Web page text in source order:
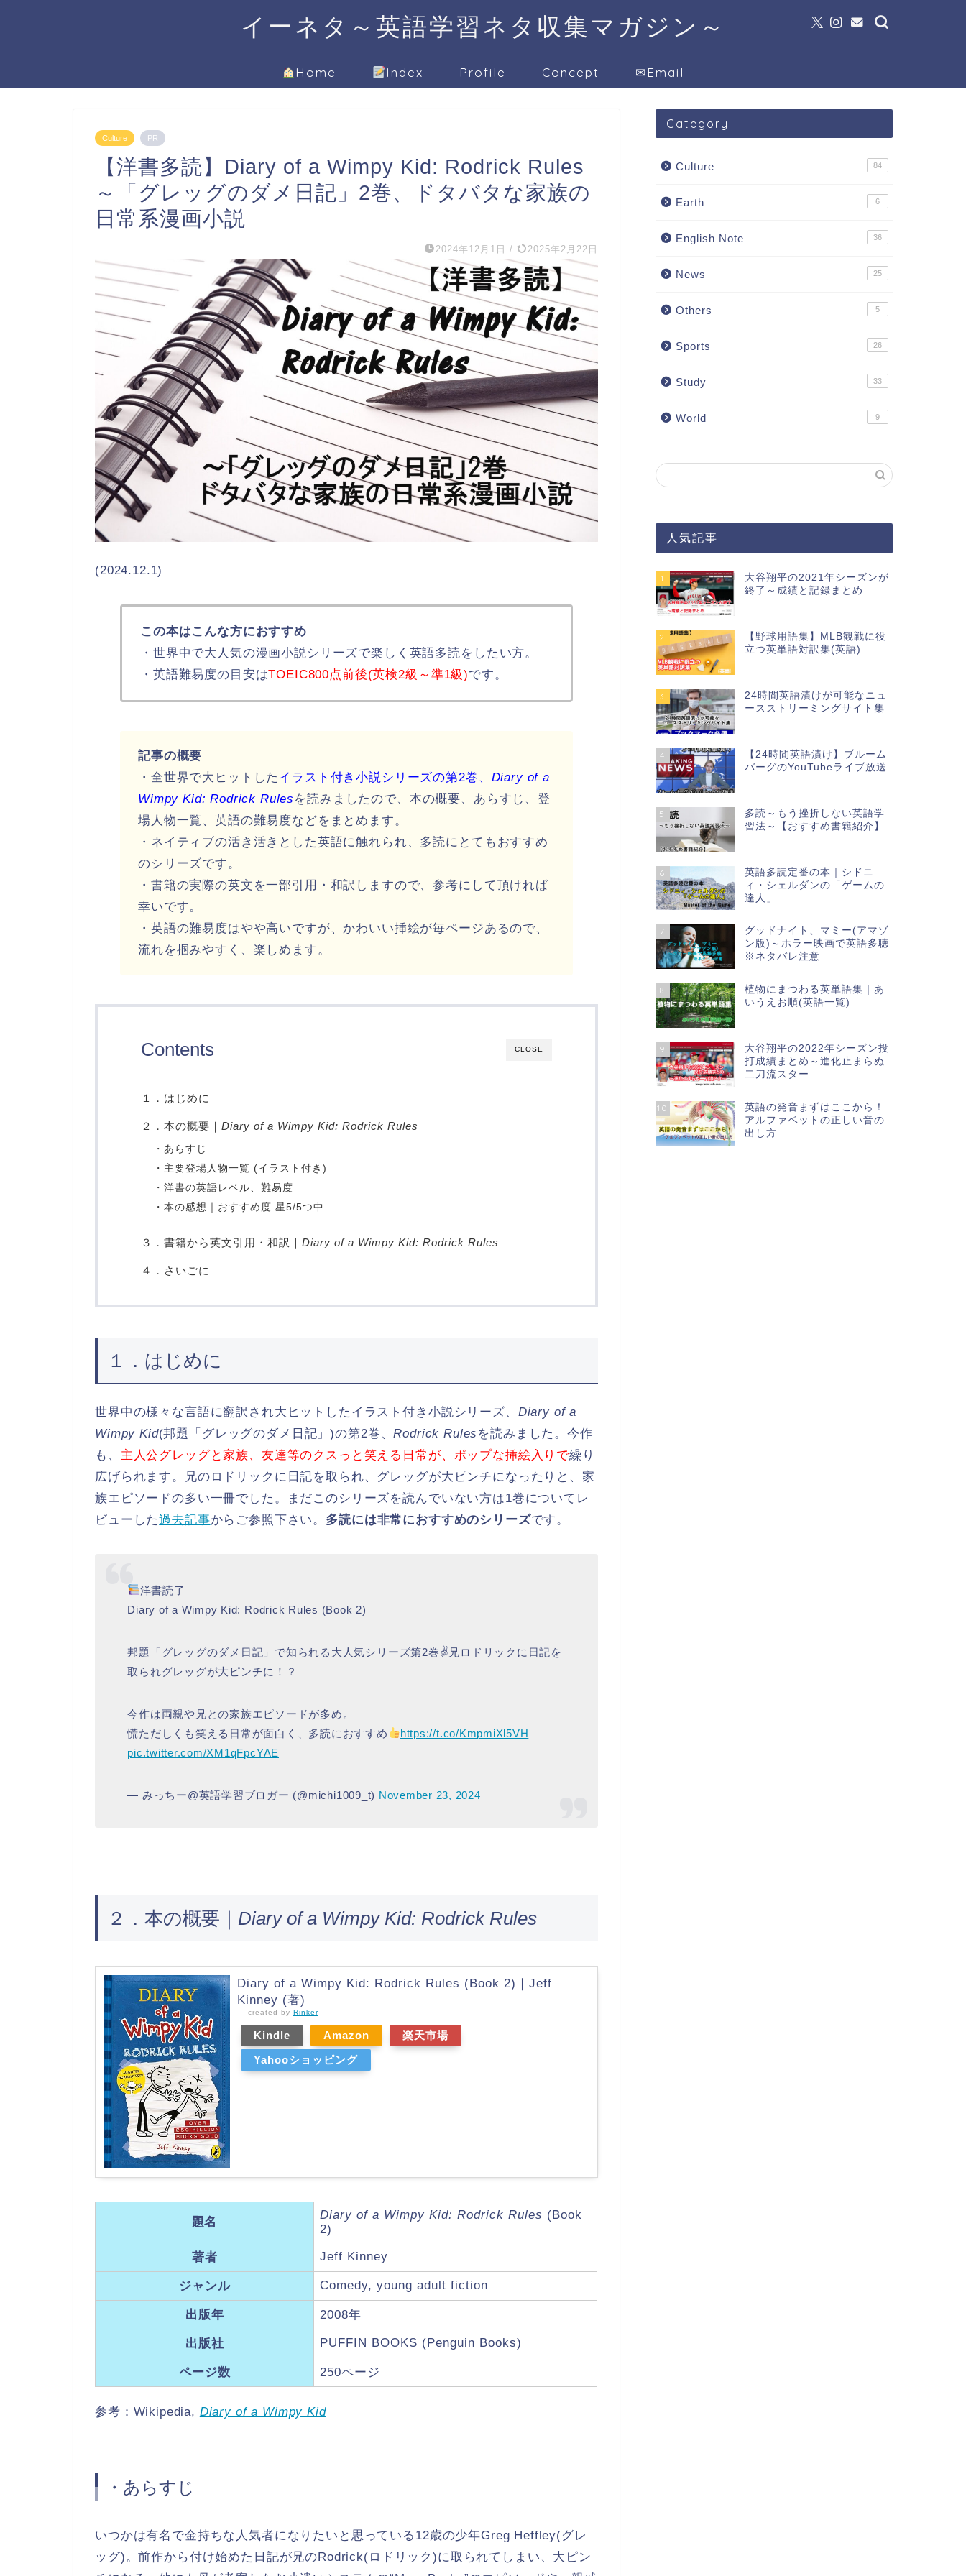
イーネタ～英語学習ネタ収集マガジン～
Home Index Profile Concept ✉Email
Culture PR
【洋書多読】Diary of a Wimpy Kid: Rodrick Rules
～「グレッグのダメ日記」2巻、ドタバタな家族の
日常系漫画小説
2024年12月1日 / 2025年2月22日
(2024.12.1)
この本はこんな方におすすめ
・世界中で大人気の漫画小説シリーズで楽しく英語多読をしたい方。
・英語難易度の目安はTOEIC800点前後(英検2級～準1級)です。
記事の概要
・全世界で大ヒットした イラスト付き小説シリーズの第2巻、 Diary of a
Wimpy Kid: Rodrick Rules を読みましたので、本の概要、あらすじ、登
場人物一覧、英語の難易度などをまとめます。
・ネイティブの活き活きとした英語に触れられ、多読にとてもおすすめ
のシリーズです。
・書籍の実際の英文を一部引用・和訳しますので、参考にして頂ければ
幸いです。
・英語の難易度はやや高いですが、かわいい挿絵が毎ページあるので、
流れを掴みやすく、楽しめます。
CLOSE
Contents
１．はじめに
２．本の概要｜ Diary of a Wimpy Kid: Rodrick Rules
・あらすじ
・主要登場人物一覧 (イラスト付き)
・洋書の英語レベル、難易度
・本の感想｜おすすめ度 星5/5つ中
３．書籍から英文引用・和訳｜ Diary of a Wimpy Kid: Rodrick Rules
４．さいごに
１．はじめに
世界中の様々な言語に翻訳され大ヒットしたイラスト付き小説シリーズ、 Diary of a
Wimpy Kid(邦題「グレッグのダメ日記」)の第2巻、Rodrick Rules を読みました。今作
も、 主人公グレッグと家族、友達等のクスっと笑える日常が、ポップな挿絵入りで繰り
広げられます。兄のロドリックに日記を取られ、グレッグが大ピンチになったりと、家
族エピソードの多い一冊でした。まだこのシリーズを読んでいない方は1巻についてレ
ビューした過去記事からご参照下さい。 多読には非常におすすめのシリーズです。
洋書読了
Diary of a Wimpy Kid: Rodrick Rules (Book 2)
邦題「グレッグのダメ日記」で知られる大人気シリーズ第2巻✌️兄ロドリックに日記を
取られグレッグが大ピンチに！？
今作は両親や兄との家族エピソードが多め。
慌ただしくも笑える日常が面白く、多読におすすめ
https://t.co/KmpmiXl5VH
pic.twitter.com/XM1qFpcYAE
— みっちー@英語学習ブロガー (@michi1009_t) November 23, 2024
２．本の概要｜ Diary of a Wimpy Kid: Rodrick Rules
Diary of a Wimpy Kid: Rodrick Rules (Book 2)｜Jeff
Kinney (著)
created by Rinker
Kindle Amazon
楽天市場
Yahooショッピング
題名
Diary of a Wimpy Kid: Rodrick Rules (Book
2)
著者 Jeff Kinney
ジャンル Comedy, young adult fiction
出版年 2008年
出版社 PUFFIN BOOKS (Penguin Books)
ページ数 250ページ
参考：Wikipedia, Diary of a Wimpy Kid
・あらすじ
いつかは有名で金持ちな人気者になりたいと思っている12歳の少年Greg Heffley(グレ
ッグ)。前作から付け始めた日記が兄のRodrick(ロドリック)に取られてしまい、大ピン
Category
Culture 84
Earth 6
English Note 36
News 25
Others 5
Sports 26
Study 33
World 9
人気記事
1
大谷翔平の2021年シーズンが
終了～成績と記録まとめ
2
【野球用語集】MLB観戦に役
立つ英単語対訳集(英語)
3
24時間英語漬けが可能なニュ
ースストリーミングサイト集
4
【24時間英語漬け】ブルーム
バーグのYouTubeライブ放送
5
多読～もう挫折しない英語学
習法～【おすすめ書籍紹介】
6
英語多読定番の本｜シドニ
ィ・シェルダンの「ゲームの
達人」
7
グッドナイト、マミー(アマゾ
ン版)～ホラー映画で英語多聴
※ネタバレ注意
8
植物にまつわる英単語集｜あ
いうえお順(英語一覧)
9
大谷翔平の2022年シーズン投
打成績まとめ～進化止まらぬ
二刀流スター
10
英語の発音まずはここから！
アルファベットの正しい音の
出し方